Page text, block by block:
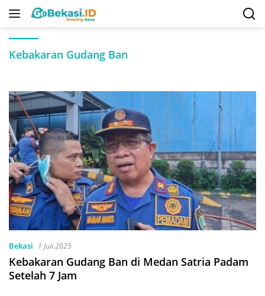
Langsung
Kebakaran Gudang Ban
Bekasi 1 Juli 2025
Kebakaran Gudang Ban di Medan Satria Padam
Setelah 7 Jam